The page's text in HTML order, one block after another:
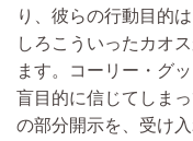
り、彼らの行動目的
しろこういったカオ
ます。コーリー・グ
盲目的に信じてしま
の部分開示を、受け